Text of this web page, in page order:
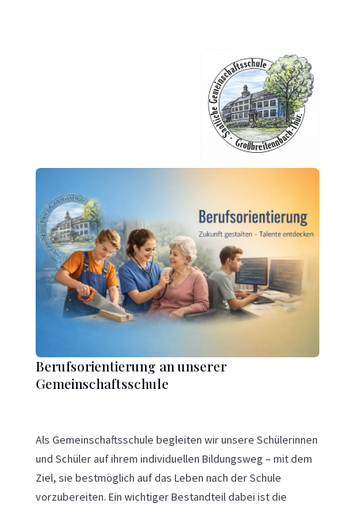
Berufsorientierung an unserer
Gemeinschaftsschule
Als Gemeinschaftsschule begleiten wir unsere Schülerinnen
und Schüler auf ihrem individuellen Bildungsweg – mit dem
Ziel, sie bestmöglich auf das Leben nach der Schule
vorzubereiten. Ein wichtiger Bestandteil dabei ist die